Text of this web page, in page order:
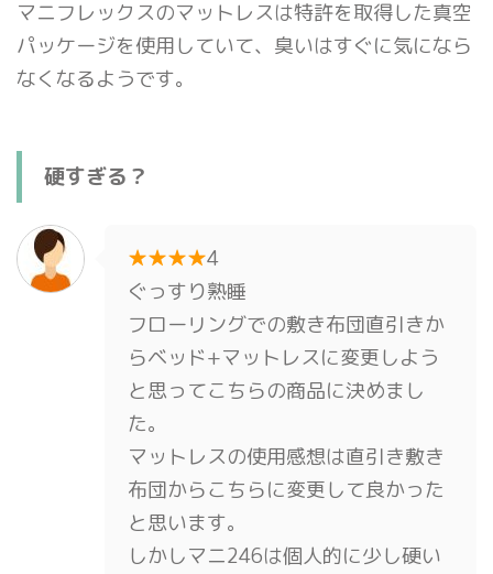
マニフレックスのマットレスは特許を取得した真空
パッケージを使用していて、臭いはすぐに気になら
なくなるようです。
硬すぎる？
★★★★4
ぐっすり熟睡
フローリングでの敷き布団直引きか
らベッド+マットレスに変更しよう
と思ってこちらの商品に決めまし
た。
マットレスの使用感想は直引き敷き
布団からこちらに変更して良かった
と思います。
しかしマニ246は個人的に少し硬い